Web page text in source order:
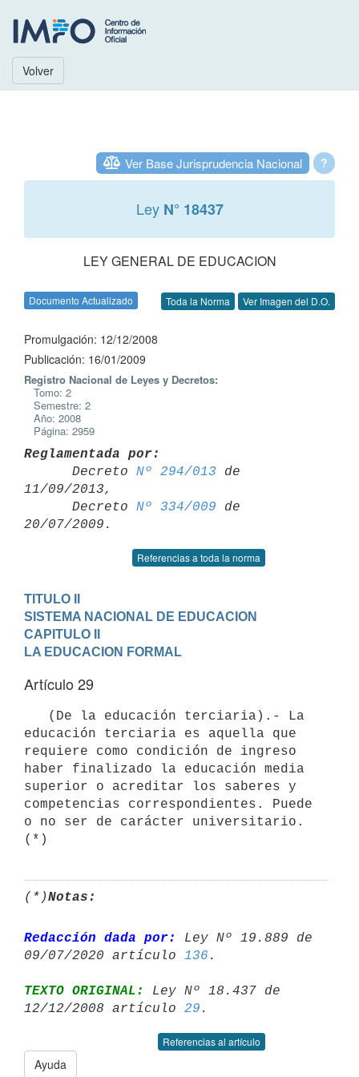
Volver
?
Ver Base Jurisprudencia Nacional
Ley N° 18437
LEY GENERAL DE EDUCACION
Documento Actualizado Toda la Norma Ver Imagen del D.O.
Promulgación: 12/12/2008
Publicación: 16/01/2009
Registro Nacional de Leyes y Decretos:
Tomo: 2
Semestre: 2
Año: 2008
Página: 2959
Reglamentada por:
Decreto Nº 294/013 de
11/09/2013,
      Decreto
Nº 334/009 de
Referencias a toda la norma
TITULO II
SISTEMA NACIONAL DE EDUCACION
CAPITULO II
LA EDUCACION FORMAL
Artículo 29
educación terciaria es aquella que
requiere como condición de ingreso
haber finalizado la educación media
superior o acreditar los saberes y
competencias correspondientes. Puede
o no ser de carácter universitario.
(*)
(*)Notas:
Redacción dada por:
Ley Nº 19.889 de
09/07/2020 artículo 136
TEXTO ORIGINAL:
Ley Nº 18.437 de
12/12/2008 artículo 29
Referencias al artículo
Ayuda